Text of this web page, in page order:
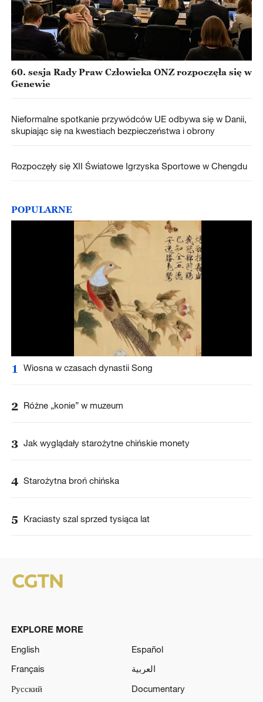
60. sesja Rady Praw Człowieka ONZ rozpoczęła się w
Genewie
Nieformalne spotkanie przywódców UE odbywa się w Danii,
skupiając się na kwestiach bezpieczeństwa i obrony
Rozpoczęły się XII Światowe Igrzyska Sportowe w Chengdu
POPULARNE
1 Wiosna w czasach dynastii Song
2 Różne „konie” w muzeum
3 Jak wyglądały starożytne chińskie monety
4 Starożytna broń chińska
5 Kraciasty szal sprzed tysiąca lat
EXPLORE MORE
English
Español
Français
العربية
Русский
Documentary